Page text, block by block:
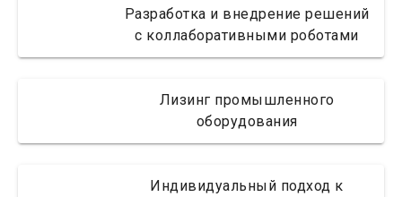
Разработка и внедрение решений
с коллаборативными роботами
Лизинг промышленного
оборудования
Индивидуальный подход к